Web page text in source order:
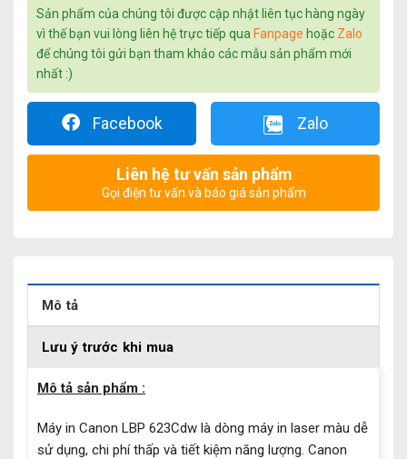
Sản phẩm của chúng tôi được cập nhật liên tục hàng ngày
vì thế bạn vui lòng liên hệ trực tiếp qua Fanpage hoặc Zalo
để chúng tôi gửi bạn tham khảo các mẫu sản phẩm mới
nhất :)
Facebook Zalo
Liên hệ tư vấn sản phẩm
Gọi điện tư vấn và báo giá sản phẩm
Mô tả
Lưu ý trước khi mua
Mô tả sản phẩm :
Máy in Canon LBP 623Cdw là dòng máy in laser màu dễ
sử dụng, chi phí thấp và tiết kiệm năng lượng. Canon